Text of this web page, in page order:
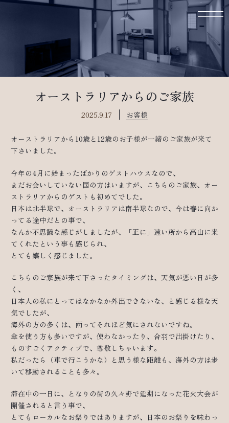
オーストラリアからのご家族
2025.9.17 お客様
オーストラリアから10歳と12歳のお子様が一緒のご家族が来て
下さいました。
今年の4月に始まったばかりのゲストハウスなので、
まだお会いしていない国の方はいますが、こちらのご家族、オー
ストラリアからのゲストも初めてでした。
日本は北半球で、オーストラリアは南半球なので、今は春に向か
ってる途中だとの事で、
なんか不思議な感じがしましたが、「正に」遠い所から高山に来
てくれたという事も感じられ、
とても嬉しく感じました。
こちらのご家族が来て下さったタイミングは、天気が悪い日が多
く、
日本人の私にとってはなかなか外出できないな、と感じる様な天
気でしたが、
海外の方の多くは、雨ってそれほど気にされないですね。
傘を使う方も多いですが、使わなかったり、合羽で出掛けたり、
ものすごくアクティブで、尊敬しちゃいます。
私だったら（車で行こうかな）と思う様な距離も、海外の方は歩
いて移動されることも多々。
滞在中の一日に、となりの街の久々野で延期になった花火大会が
開催されると言う事で、
とてもローカルなお祭りではありますが、日本のお祭りを味わっ